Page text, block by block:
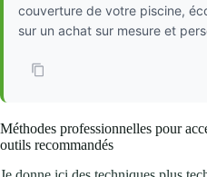
couverture de votre piscine,
sur un achat sur mesure et
Méthodes professionnelles pour
outils recommandés